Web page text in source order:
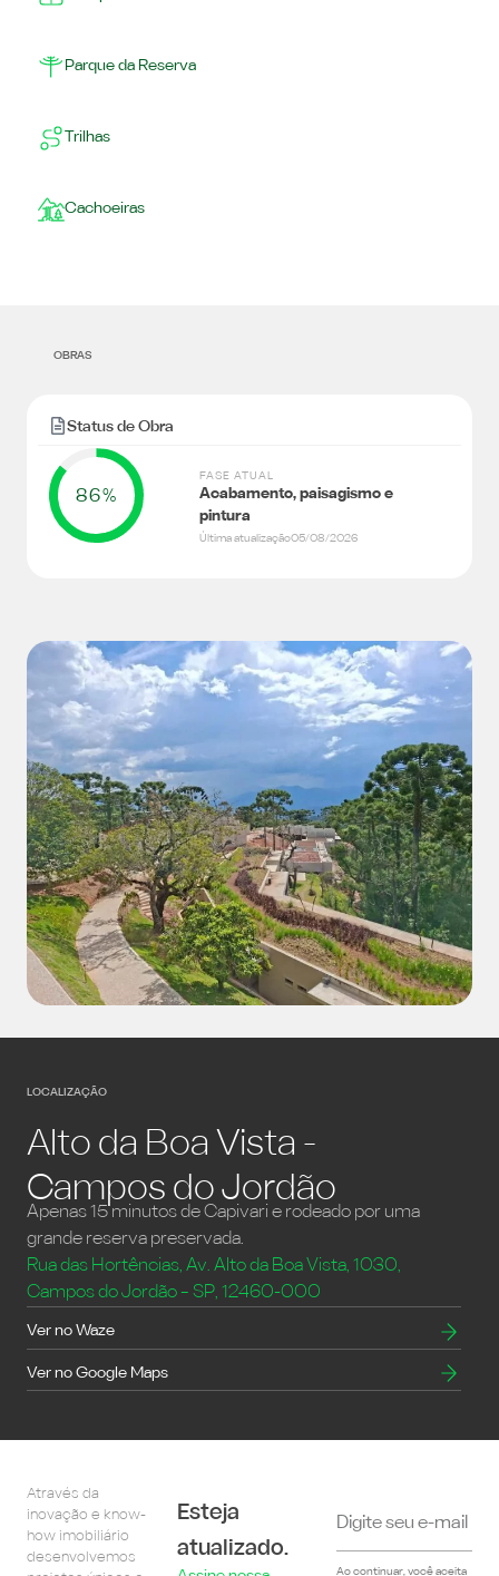
Parque da Reserva
Trilhas
Cachoeiras
Status de Obra
86%
FASE ATUAL
Acabamento, paisagismo e
pintura
Última atualização05/08/2026
OBRAS
LOCALIZAÇÃO
Alto da Boa Vista -
Campos do Jordão
Apenas 15 minutos de Capivari e rodeado por uma
grande reserva preservada.
Rua das Hortências, Av. Alto da Boa Vista, 1030,
Campos do Jordão – SP, 12460-000
Ver no Waze
Ver no Google Maps
Através da
inovação e know-
how imobiliário
desenvolvemos
Esteja
atualizado.
Ao continuar, você aceita